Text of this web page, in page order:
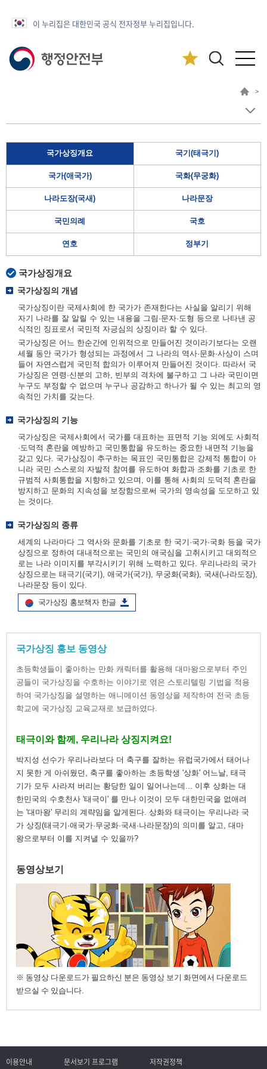
이 누리집은 대한민국 공식 전자정부 누리집입니다.
>
국가상징개요 국기(태극기)
국가(애국가) 국화(무궁화)
나라도장(국새) 나라문장
국민의례 국호
연호 정부기
국가상징개요
국가상징의 개념
국가상징이란 국제사회에 한 국가가 존재한다는 사실을 알리기 위해
자기 나라를 잘 알릴 수 있는 내용을 그림·문자·도형 등으로 나타낸 공
식적인 징표로서 국민적 자긍심의 상징이라 할 수 있다.
국가상징은 어느 한순간에 인위적으로 만들어진 것이라기보다는 오랜
세월 동안 국가가 형성되는 과정에서 그 나라의 역사·문화·사상이 스며
들어 자연스럽게 국민적 합의가 이루어져 만들어진 것이다. 따라서 국
가상징은 연령·신분의 고하, 빈부의 격차에 불구하고 그 나라 국민이면
누구도 부정할 수 없으며 누구나 공감하고 하나가 될 수 있는 최고의 영
속적인 가치를 갖는다.
국가상징의 기능
국가상징은 국제사회에서 국가를 대표하는 표면적 기능 외에도 사회적
·도덕적 혼란을 예방하고 국민통합을 유도하는 중요한 내면적 기능을
갖고 있다. 국가상징이 추구하는 목표인 국민통합은 강제적 통합이 아
니라 국민 스스로의 자발적 참여를 유도하여 화합과 조화를 기초로 한
규범적 사회통합을 지향하고 있으며, 이를 통해 사회의 도덕적 혼란을
방지하고 문화의 지속성을 보장함으로써 국가의 영속성을 도모하고 있
는 것이다.
국가상징의 종류
세계의 나라마다 그 역사와 문화를 기초로 한 국기·국가·국화 등을 국가
상징으로 정하여 대내적으로는 국민의 애국심을 고취시키고 대외적으
로는 나라 이미지를 부각시키기 위해 노력하고 있다. 우리나라의 국가
상징으로는 태극기(국기), 애국가(국가), 무궁화(국화), 국새(나라도장),
나라문장 등이 있다.
국가상징 홍보책자 한글
국가상징 홍보 동영상
초등학생들이 좋아하는 만화 캐릭터를 활용해 대마왕으로부터 주인
공들이 국가상징을 수호하는 이야기로 엮은 스토리텔링 기법을 적용
하여 국가상징을 설명하는 애니메이션 동영상을 제작하여 전국 초등
학교에 국가상징 교육교재로 보급하였다.
태극이와 함께, 우리나라 상징지켜요!
박지성 선수가 우리나라보다 더 축구를 잘하는 유럽국가에서 태어나
지 못한 게 아쉬웠던, 축구를 좋아하는 초등학생 '상화' 어느날, 태극
기가 모두 사라져 버리는 황당한 일이 일어나는데... 이후 상화는 대
한민국의 수호천사 '태극이' 를 만나 이것이 모두 대한민국을 없애려
는 '대마왕' 무리의 계략임을 알게된다. 상화와 태극이는 우리나라 국
가 상징(태극기·애국가·무궁화·국새·나라문장)의 의미를 알고, 대마
왕으로부터 이를 지켜낼 수 있을까?
동영상보기
※ 동영상 다운로드가 필요하신 분은 동영상 보기 화면에서 다운로드
받으실 수 있습니다.
이용안내 문서보기 프로그램 저작권정책